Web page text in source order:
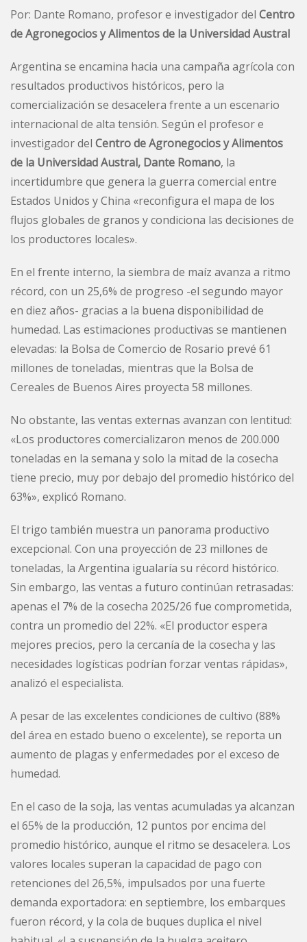
Por: Dante Romano, profesor e investigador del Centro
de Agronegocios y Alimentos de la Universidad Austral
Argentina se encamina hacia una campaña agrícola con
resultados productivos históricos, pero la
comercialización se desacelera frente a un escenario
internacional de alta tensión. Según el profesor e
investigador del Centro de Agronegocios y Alimentos
de la Universidad Austral, Dante Romano, la
incertidumbre que genera la guerra comercial entre
Estados Unidos y China «reconfigura el mapa de los
flujos globales de granos y condiciona las decisiones de
los productores locales».
En el frente interno, la siembra de maíz avanza a ritmo
récord, con un 25,6% de progreso -el segundo mayor
en diez años- gracias a la buena disponibilidad de
humedad. Las estimaciones productivas se mantienen
elevadas: la Bolsa de Comercio de Rosario prevé 61
millones de toneladas, mientras que la Bolsa de
Cereales de Buenos Aires proyecta 58 millones.
No obstante, las ventas externas avanzan con lentitud:
«Los productores comercializaron menos de 200.000
toneladas en la semana y solo la mitad de la cosecha
tiene precio, muy por debajo del promedio histórico del
63%», explicó Romano.
El trigo también muestra un panorama productivo
excepcional. Con una proyección de 23 millones de
toneladas, la Argentina igualaría su récord histórico.
Sin embargo, las ventas a futuro continúan retrasadas:
apenas el 7% de la cosecha 2025/26 fue comprometida,
contra un promedio del 22%. «El productor espera
mejores precios, pero la cercanía de la cosecha y las
necesidades logísticas podrían forzar ventas rápidas»,
analizó el especialista.
A pesar de las excelentes condiciones de cultivo (88%
del área en estado bueno o excelente), se reporta un
aumento de plagas y enfermedades por el exceso de
humedad.
En el caso de la soja, las ventas acumuladas ya alcanzan
el 65% de la producción, 12 puntos por encima del
promedio histórico, aunque el ritmo se desacelera. Los
valores locales superan la capacidad de pago con
retenciones del 26,5%, impulsados por una fuerte
demanda exportadora: en septiembre, los embarques
fueron récord, y la cola de buques duplica el nivel